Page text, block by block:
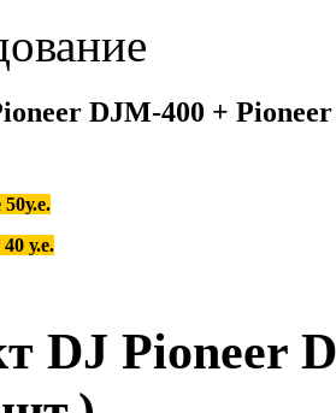
DJM-400 +
у.е.
DJ Pioneer